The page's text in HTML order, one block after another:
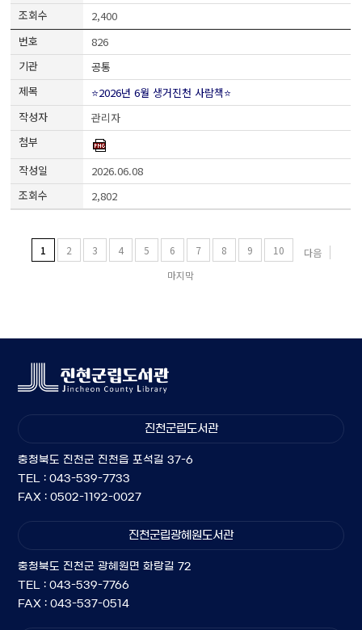
2,400
826
공통
⭐2026년 6월 생거진천 사람책⭐
관리자
2026.06.08
2,802
1 2 3 4 5 6 7 8 9 10
다음
마지막
진천군립도서관
충청북도 진천군 진천읍 포석길 37-6
TEL : 043-539-7733
FAX : 0502-1192-0027
진천군립광혜원도서관
충청북도 진천군 광혜원면 화랑길 72
TEL : 043-539-7766
FAX : 043-537-0514